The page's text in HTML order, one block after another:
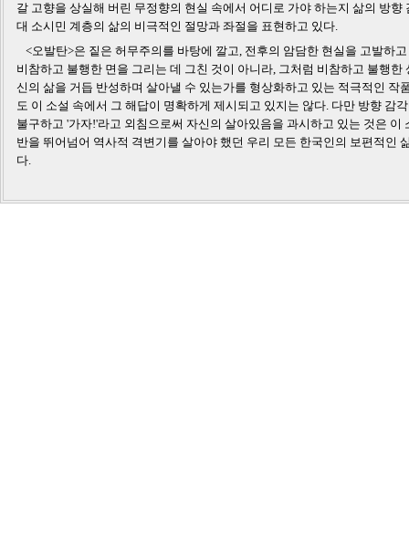
갈 고향을 상실해 버린 무정향의 현실 속에서 어디로 가야 하는지 삶의 방향
대 소시민 계층의 삶의 비극적인 절망과 좌절을 표현하고 있다.
<오발탄>은 짙은 허무주의를 바탕에 깔고, 전후의 암담한 현실을 고발하
비참하고 불행한 면을 그리는 데 그친 것이 아니라, 그처럼 비참하고 불행한
신의 삶을 거듭 반성하며 살아낼 수 있는가를 형상화하고 있는 적극적인 작
도 이 소설 속에서 그 해답이 명확하게 제시되고 있지는 않다. 다만 방향 감
불구하고 '가자!'라고 외침으로써 자신의 살아있음을 과시하고 있는 것은 이
반을 뛰어넘어 역사적 격변기를 살아야 했던 우리 모든 한국인의 보편적인
다.